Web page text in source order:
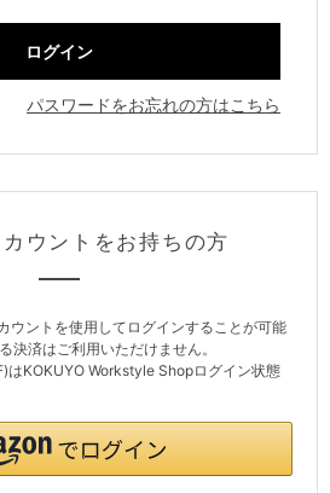
パスワードをお忘れの方はこちら
ウントをお持ちの方